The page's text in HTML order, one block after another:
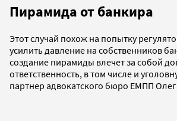
Пирамида от банкира
Этот случай похож на попытку
усилить давление на собственников
создание пирамиды влечет за собой
ответственность, в том числе и
партнер адвокатского бюро ЕМПП